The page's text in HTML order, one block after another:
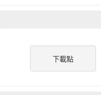
下載點